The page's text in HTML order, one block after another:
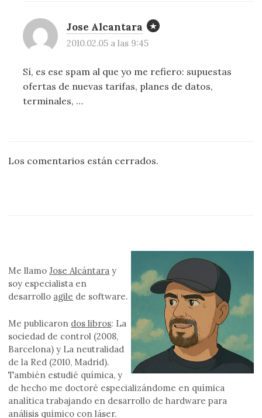
Jose Alcantara
2010.02.05 a las 9:45
Sí, es ese spam al que yo me refiero: supuestas
ofertas de nuevas tarifas, planes de datos,
terminales, …
Los comentarios están cerrados.
Me llamoJose Alcántara y
soy especialista en
desarrollo agile de software.
Me publicaron dos libros: La
sociedad de control (2008,
Barcelona) y La neutralidad
de la Red (2010, Madrid).
También estudié química, y
de hecho me doctoré especializándome en química
analítica trabajando en desarrollo de hardware para
análisis químico con láser.